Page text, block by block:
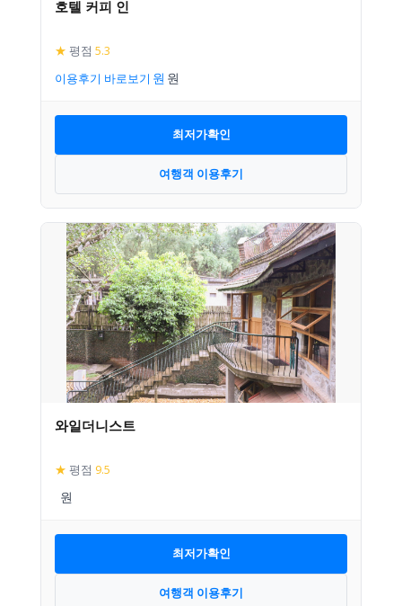
호텔 커피 인
★ 평점 5.3
이용후기 바로보기
최저가확인
여행객 이용후기
와일더니스트
★ 평점 9.5
최저가확인
여행객 이용후기